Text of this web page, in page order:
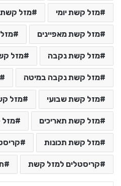
מזל קשת יומי מזל
מזל קשת מאפיינים
מזל קשת נקבה מזל
מזל קשת נקבה במיטה
מזל קשת שבועי מזל
מזל קשת תאריכים מזל
מזל קשת תכונות
קריסטלים למזל קשת